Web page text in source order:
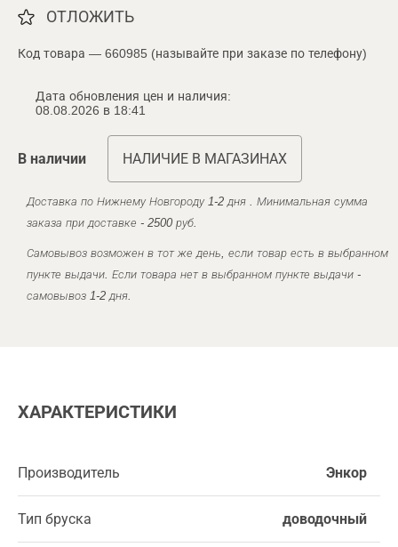
ОТЛОЖИТЬ
Код товара — 660985 (называйте при заказе по телефону)
Дата обновления цен и наличия:
08.08.2026 в 18:41
В наличии НАЛИЧИЕ В МАГАЗИНАХ
Доставка по Нижнему Новгороду 1-2 дня . Минимальная сумма
заказа при доставке - 2500 руб.
Самовывоз возможен в тот же день, если товар есть в выбранном
пункте выдачи. Если товара нет в выбранном пункте выдачи -
самовывоз 1-2 дня.
ХАРАКТЕРИСТИКИ
Производитель Энкор
Тип бруска доводочный